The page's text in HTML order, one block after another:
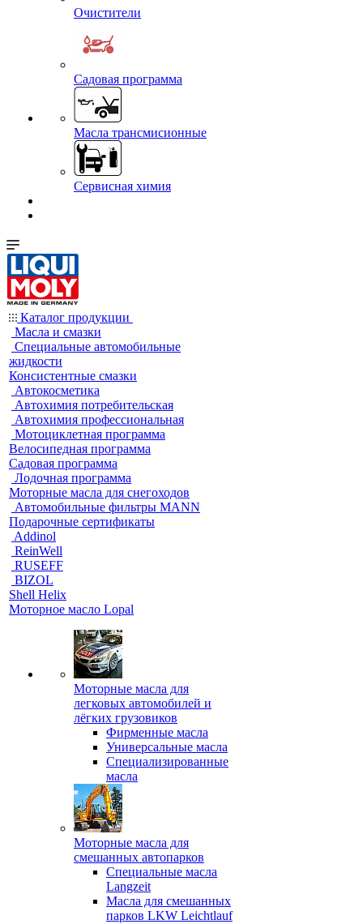
Очистители
Садовая программа
Масла трансмисионные
Сервисная химия
Каталог продукции
Масла и смазки
Специальные автомобильные
жидкости
Консистентные смазки
Автокосметика
Автохимия потребительская
Автохимия профессиональная
Мотоциклетная программа
Велосипедная программа
Садовая программа
Лодочная программа
Моторные масла для снегоходов
Автомобильные фильтры MANN
Подарочные сертификаты
Addinol
ReinWell
RUSEFF
BIZOL
Shell Helix
Моторное масло Lopal
Моторные масла для
легковых автомобилей и
лёгких грузовиков
Фирменные масла
Универсальные масла
Специализированные
масла
Моторные масла для
смешанных автопарков
Специальные масла
Langzeit
Масла для смешанных
парков LKW Leichtlauf